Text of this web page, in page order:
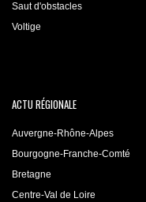
Saut d'obstacles
Voltige
ACTU RÉGIONALE
Auvergne-Rhône-Alpes
Bourgogne-Franche-Comté
Bretagne
Centre-Val de Loire